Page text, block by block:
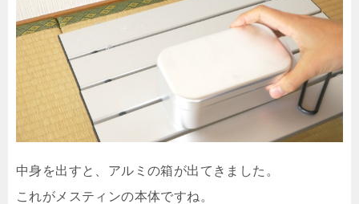
中身を出すと、アルミの箱が出てきました。
これがメスティンの本体ですね。